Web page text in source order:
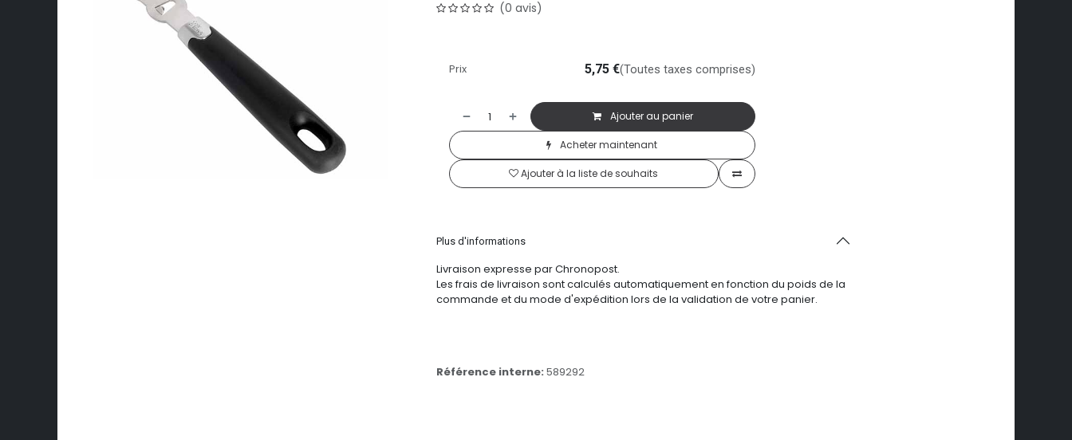
(0 avis)
Ajouter au panier
Acheter maintenant
Ajouter à la liste de souhaits
Prix 5,75€(Toutes taxes comprises)
Plus d'informations
Livraison expresse par Chronopost.
Les frais de livraison sont calculés automatiquement en fonction du poids de la
commande et du mode d'expédition lors de la validation de votre panier.
Référence interne: 589292